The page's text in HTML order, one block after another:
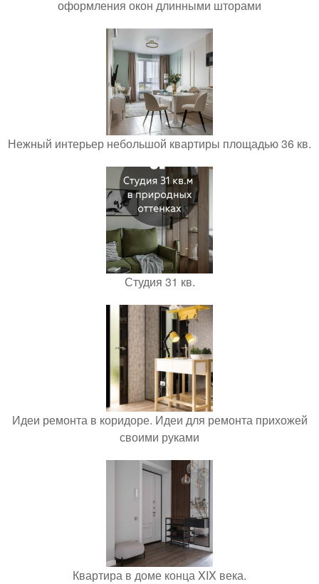
оформления окон длинными шторами
Нежный интерьер небольшой квартиры площадью 36 кв.
Студия 31 кв.
Идеи ремонта в коридоре. Идеи для ремонта прихожей
своими руками
Квартира в доме конца XIX века.